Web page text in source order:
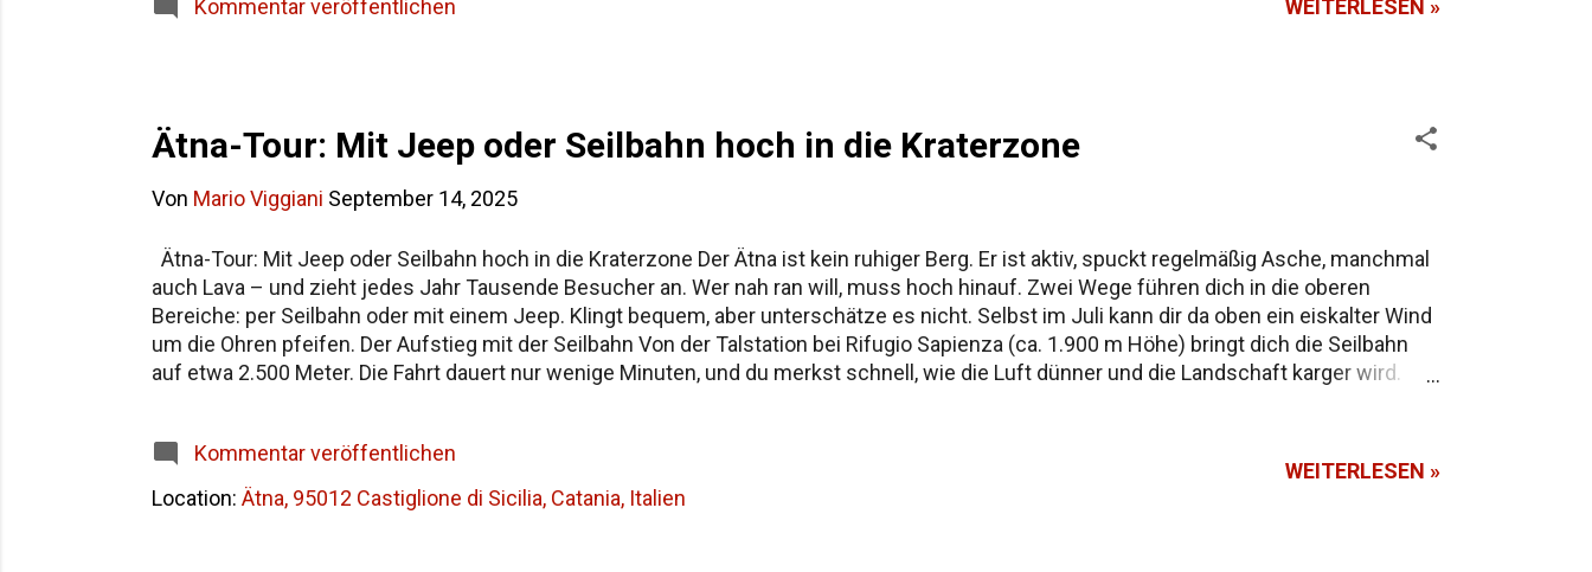
Kommentar veröffentlichen
WEITERLESEN »
Ätna-Tour: Mit Jeep oder Seilbahn hoch in die Kraterzone
Von Mario Viggiani September 14, 2025
Ätna-Tour: Mit Jeep oder Seilbahn hoch in die Kraterzone Der Ätna ist kein ruhiger Berg. Er ist aktiv, spuckt regelmäßig Asche, manchmal
auch Lava – und zieht jedes Jahr Tausende Besucher an. Wer nah ran will, muss hoch hinauf. Zwei Wege führen dich in die oberen
Bereiche: per Seilbahn oder mit einem Jeep. Klingt bequem, aber unterschätze es nicht. Selbst im Juli kann dir da oben ein eiskalter Wind
um die Ohren pfeifen. Der Aufstieg mit der Seilbahn Von der Talstation bei Rifugio Sapienza (ca. 1.900 m Höhe) bringt dich die Seilbahn
auf etwa 2.500 Meter. Die Fahrt dauert nur wenige Minuten, und du merkst schnell, wie die Luft dünner und die Landschaft karger wird.
Sicherheit geht hier vor – der Ätna kann launisch sei...
Kommentar veröffentlichen
Location: Ätna, 95012 Castiglione di Sicilia, Catania, Italien
WEITERLESEN »